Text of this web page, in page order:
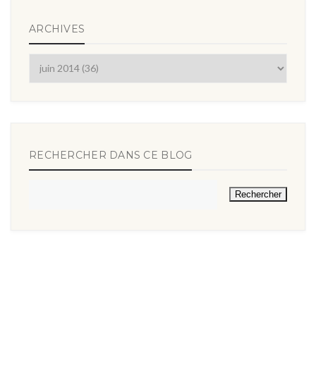
ARCHIVES
RECHERCHER DANS CE BLOG